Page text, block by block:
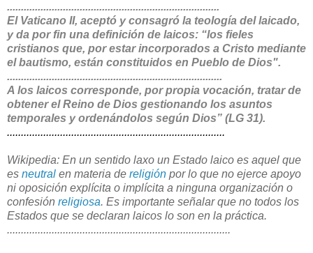
............................................................................
El Vaticano II, aceptó y consagró la teología del laicado,
y da por fin una definición de laicos: “los fieles
cristianos que, por estar incorporados a Cristo mediante
el bautismo, están constituidos en Pueblo de Dios".
.............................................................................
A los laicos corresponde, por propia vocación, tratar de
obtener el Reino de Dios gestionando los asuntos
temporales y ordenándolos según Dios” (LG 31).
..............................................................................
Wikipedia: En un sentido laxo un Estado laico es aquel que
es neutral en materia de religión por lo que no ejerce apoyo
ni oposición explícita o implícita a ninguna organización o
confesión religiosa. Es importante señalar que no todos los
Estados que se declaran laicos lo son en la práctica.
................................................................................